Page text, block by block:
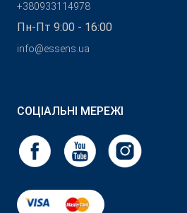
+380933114978
Пн-Пт 9:00 - 16:00
info@essens.ua
СОЦІАЛЬНІ МЕРЕЖІ